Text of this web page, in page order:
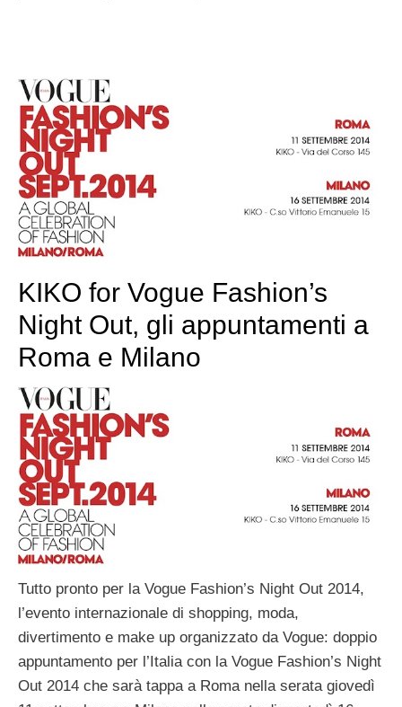
KIKO for Vogue Fashion’s
Night Out, gli appuntamenti a
Roma e Milano
Tutto pronto per la Vogue Fashion’s Night Out 2014,
l’evento internazionale di shopping, moda,
divertimento e make up organizzato da Vogue: doppio
appuntamento per l’Italia con la Vogue Fashion’s Night
Out 2014 che sarà tappa a Roma nella serata giovedì